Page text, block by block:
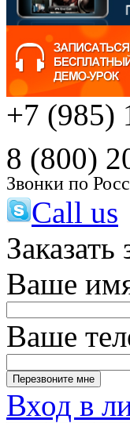
+7 (985)
8 (800)
Звонки по
Call us
Заказать
Ваше
Ваше
Вход в